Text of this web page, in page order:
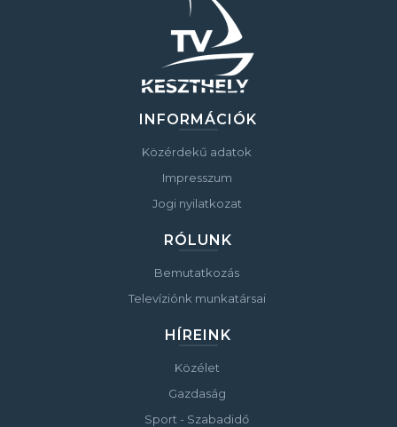
INFORMÁCIÓK
Közérdekű adatok
Impresszum
Jogi nyilatkozat
RÓLUNK
Bemutatkozás
Televíziónk munkatársai
HÍREINK
Közélet
Gazdaság
Sport - Szabadidő